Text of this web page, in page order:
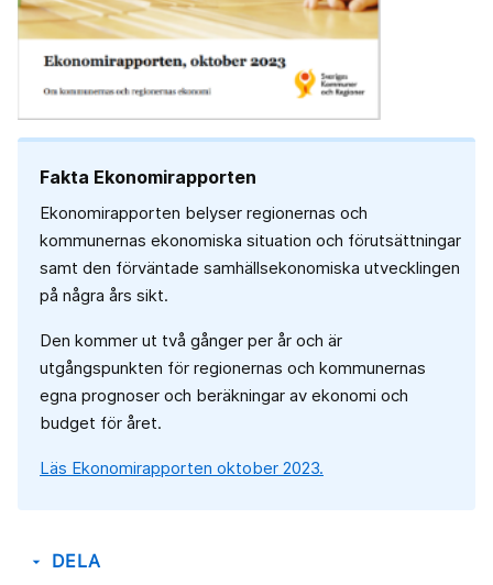
Fakta Ekonomirapporten
Ekonomirapporten belyser regionernas och
kommunernas ekonomiska situation och förutsättningar
samt den förväntade samhällsekonomiska utvecklingen
på några års sikt.
Den kommer ut två gånger per år och är
utgångspunkten för regionernas och kommunernas
egna prognoser och beräkningar av ekonomi och
budget för året.
Läs Ekonomirapporten oktober 2023.
arrow_drop_down DELA